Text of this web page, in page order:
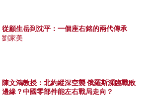
從顧生岳到沈平：一個座右銘的兩代傳承
劉家美
陳文鴻教授：北約縱深空襲 俄羅斯瀕臨戰敗
邊緣？中國零部件能左右戰局走向？